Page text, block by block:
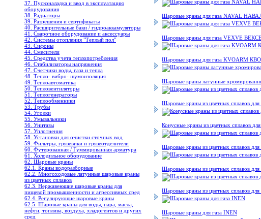
37. Пусконаладка и ввод в эксплуатацию
оборудования
38. Радиаторы
39. Разрешения и сертификаты
40. Расширительные баки / гидроаккамуляторы
41. Сварочное оборудование и аксессуары
42. Системы отопления "Теплый пол"
43. Сифоны
44. Смесители
45. Средства учета теплопотребления
46. Стабилизаторы напряжения
47. Счетчики воды, газа и тепла
48. Тепло- вибро- шумоизоляция
49. Теплоавтоматика
50. Тепловентиляторы
51. Теплогенераторы
52. Теплообменники
53. Трубы
54. Уголки
55. Умывальники
56. Унитазы
57. Уплотнения
58. Установки для очистки сточных вод
59. Фильтры, грязевики и грязеотделители
60. Футерованная / Гуммированная арматура
61. Холодильное oборудование
62. Шаровые краны
62.1. Краны водоразборные
62.2. Многоходовые латунные шаровые краны
из цветных сплавов
62.3. Нержавеющие шаровые краны для
пищевой промышленности и агрессивных сред
62.4. Регулирующие шаровые краны
62.5. Шаровые краны для воды, пара, масла,
нефти, топлива, воздуха, хладогентов и других
сред
Шаровые краны для газа NAVAL
Шаровые краны для газа VEXVE
Шаровые краны для газа KVOARM
Шаровые краны латунные
Шаровые краны из цветных сплавов
Конусные краны из цветных сплавов
Шаровые краны из цветных сплавов
Шаровые краны из цветных сплавов
Шаровые краны из цветных сплавов
Шаровые краны для газа INEN